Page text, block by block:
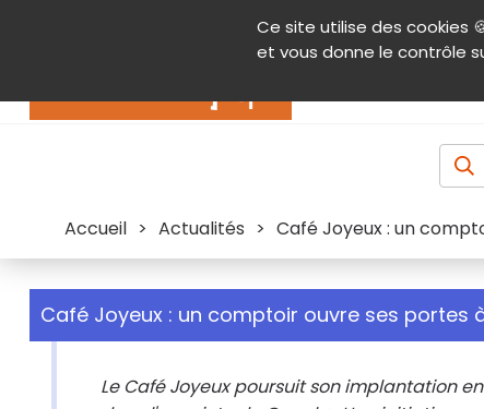
Ce site utilise des cookies
et vous donne le contrôle
Contenu Aide et accessibilité Menu
Accueil > Actualités > Café Joyeux : un
Café Joyeux : un comptoir ouvre ses portes
Le Café Joyeux poursuit son implantation